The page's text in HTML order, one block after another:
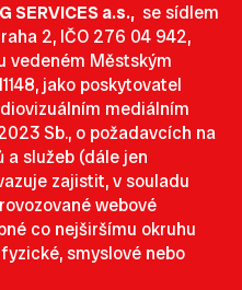
SERVICES a.s., se sídlem
2, IČO 276 04 942,
vedeném Městským
jako poskytovatel
mediálním
Sb., o požadavcích na
služeb (dále jen
zajistit, v souladu
webové
co nejširšímu okruhu
smyslové nebo